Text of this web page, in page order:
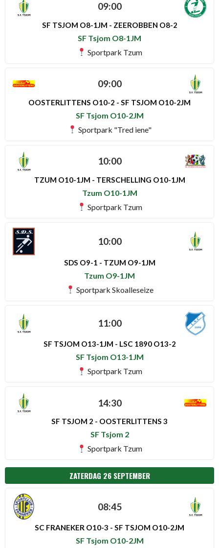
09:00
SF TSJOM O8-1JM - ZEEROBBEN O8-2
SF Tsjom O8-1JM
Sportpark Tzum
09:00
OOSTERLITTENS O10-2 - SF TSJOM O10-2JM
SF Tsjom O10-2JM
Sportpark "Tred iene"
10:00
TZUM O10-1JM - TERSCHELLING O10-1JM
Tzum O10-1JM
Sportpark Tzum
10:00
SDS O9-1 - TZUM O9-1JM
Tzum O9-1JM
Sportpark Skoalleseize
11:00
SF TSJOM O13-1JM - LSC 1890 O13-2
SF Tsjom O13-1JM
Sportpark Tzum
14:30
SF TSJOM 2 - OOSTERLITTENS 3
SF Tsjom 2
Sportpark Tzum
ZATERDAG 26 SEPTEMBER
08:45
SC FRANEKER O10-3 - SF TSJOM O10-2JM
SF Tsjom O10-2JM